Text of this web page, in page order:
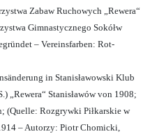
Zabaw Ruchowych „Rewera“
Gimnastycznego Sokółw
– Vereinsfarben: Rot-
in Stanisławowski Klub
„Rewera“ Stanisławów von 1908;
(Quelle: Rozgrywki Piłkarskie w
– Autorzy: Piotr Chomicki,